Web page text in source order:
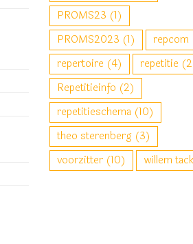
PROMS23 (1)
PROMS2023 (1) repcom
repertoire (4) repetitie
Repetitieinfo (2)
repetitieschema (10)
theo sterenberg (3)
voorzitter (10) willem tack